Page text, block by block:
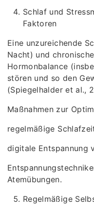
Schlaf und
Faktoren
Eine unzureichende
Nacht) und
Hormonbalance
stören und so den
(Spiegelhalder et al.,
Maßnahmen zur
regelmäßige
digitale Entspannung
Atemübungen.
Regelmäßige